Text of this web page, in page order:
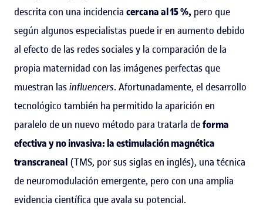
descrita con una incidencia cercana al 15 %, pero que
según algunos especialistas puede ir en aumento debido
al efecto de las redes sociales y la comparación de la
propia maternidad con las imágenes perfectas que
muestran lasinfluencers. Afortunadamente, el desarrollo
tecnológico también ha permitido la aparición en
paralelo de un nuevo método para tratarla deforma
efectiva y no invasiva: la estimulación magnética
transcraneal (TMS, por sus siglas en inglés), una técnica
de neuromodulación emergente, pero con una amplia
evidencia científica que avala su potencial.